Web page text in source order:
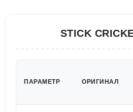
STICK
ПАРАМЕТР ОРИГИНАЛ